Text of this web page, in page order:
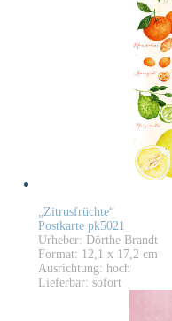
„Zitrusfrüchte“
Postkarte pk5021
Urheber: Dörthe Brandt
Format: 12,1 x 17,2 cm
Ausrichtung: hoch
Lieferbar: sofort